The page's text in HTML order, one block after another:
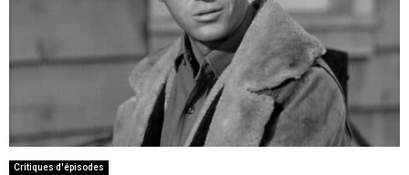
Critiques d'épisodes